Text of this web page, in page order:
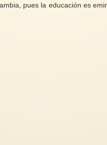
pues la educación es